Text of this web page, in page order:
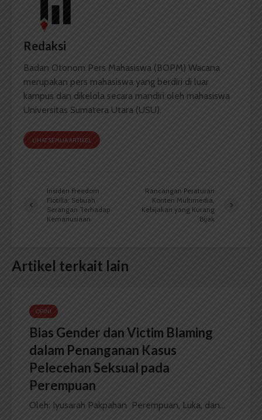
Redaksi
Badan Otonom Pers Mahasiswa (BOPM) Wacana
merupakan pers mahasiswa yang berdiri di luar
kampus dan dikelola secara mandiri oleh mahasiswa
Universitas Sumatera Utara (USU).
LIHAT SEMUA ARTIKEL
Insiden Freedom
Flotilla: Sebuah
Serangan Terhadap
Kemanusiaan
Rancangan Peraturan
Konten Multimedia,
Kebijakan yang Kurang
Bijak
Artikel terkait lain
OPINI
Bias Gender dan Victim Blaming
dalam Penanganan Kasus
Pelecehan Seksual pada
Perempuan
Oleh: Iyusarah Pakpahan Perempuan, Luka, dan...